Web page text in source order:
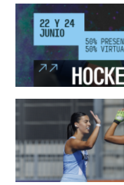
13/05/2026
EN MARCHA LA PRIMERA FASE DE LA
Del 13 al 17 de mayo los mejores
todo el territorio nacional
LEER MÁS
12/05/2026
INSCRIPCIONES ABIERTAS AL CURSO
Del 11 al 15 de mayo se realizará el